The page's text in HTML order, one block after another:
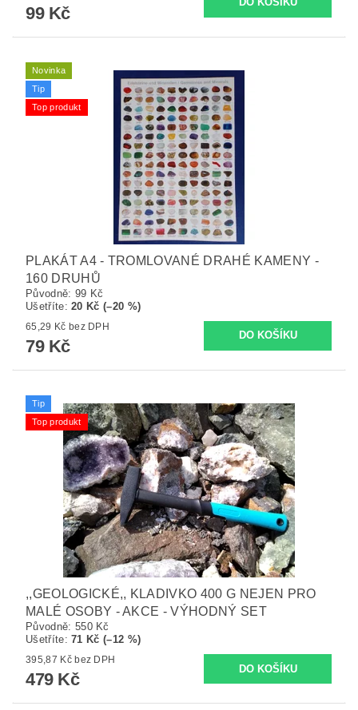
99 Kč
Novinka
Tip
Top produkt
PLAKÁT A4 - TROMLOVANÉ DRAHÉ KAMENY -
160 DRUHŮ
Původně: 99 Kč
Ušetříte:20 Kč (–20 %)
65,29 Kč bez DPH
79 Kč
Tip
Top produkt
,,GEOLOGICKÉ,, KLADIVKO 400 G NEJEN PRO
MALÉ OSOBY - AKCE - VÝHODNÝ SET
Původně: 550 Kč
Ušetříte:71 Kč (–12 %)
395,87 Kč bez DPH
479 Kč